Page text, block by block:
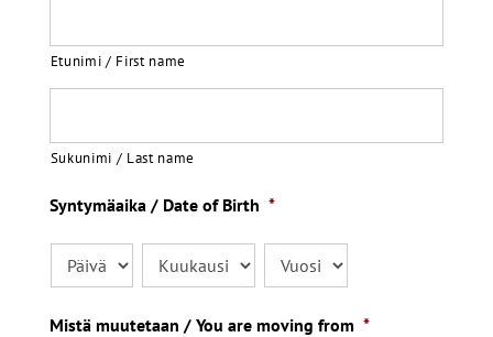
Etunimi / First name
Sukunimi / Last name
Syntymäaika / Date of Birth *
Päivä Kuukausi Vuosi
Mistä muutetaan / You are moving from *